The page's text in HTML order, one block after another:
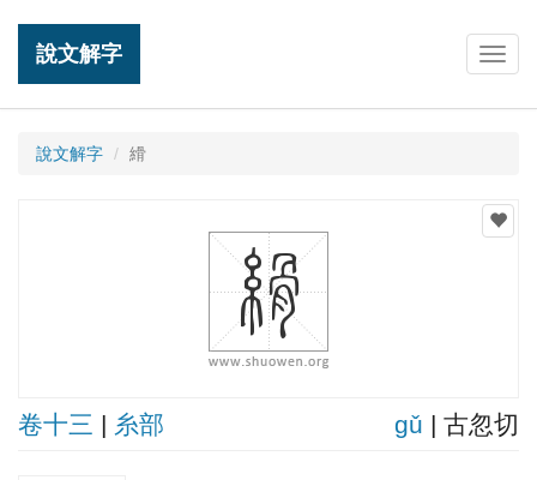
說文解字
說文解字 縎
卷十三 | 糸部 ɡǔ | 古忽切